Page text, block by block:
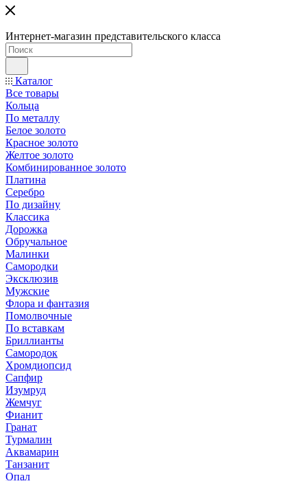
Интернет-магазин представительского класса
Каталог
Все товары
Кольца
По металлу
Белое золото
Красное золото
Желтое золото
Комбинированное золото
Платина
Серебро
По дизайну
Классика
Дорожка
Обручальное
Малинки
Самородки
Эксклюзив
Мужские
Флора и фантазия
Помолвочные
По вставкам
Бриллианты
Самородок
Хромдиопсид
Сапфир
Изумруд
Жемчуг
Фианит
Гранат
Турмалин
Аквамарин
Танзанит
Опал